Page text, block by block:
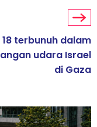
18 terbunuh dalam
udara Israel
di Gaza